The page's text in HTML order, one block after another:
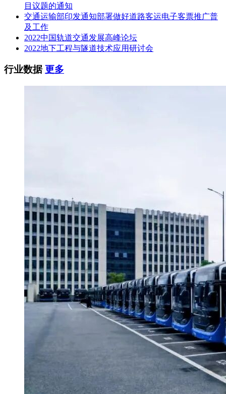
目议题的通知
交通运输部印发通知部署做好道路客运电子客票推广普
及工作
2022中国轨道交通发展高峰论坛
2022地下工程与隧道技术应用研讨会
行业数据更多